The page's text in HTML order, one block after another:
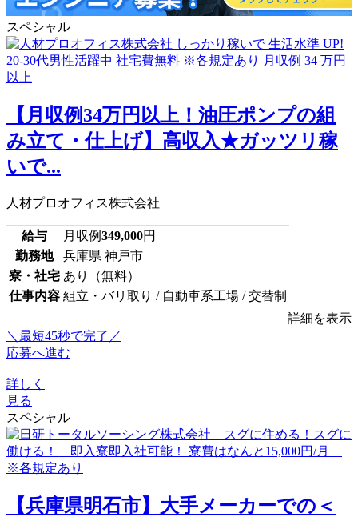
スペシャル
【月収例34万円以上！油圧ポンプの組
み立て・仕上げ】高収入★ガッツリ稼
いで...
人材プロオフィス株式会社
給与 月収例349,000円
勤務地
兵庫県 神戸市
寮・社宅 あり（無料）
仕事内容 組立・バリ取り / 自動車系工場 / 交替制
詳細を表示
＼最短45秒で完了／
応募へ進む
詳しく
見る
スペシャル
【兵庫県明石市】大手メーカーでの＜